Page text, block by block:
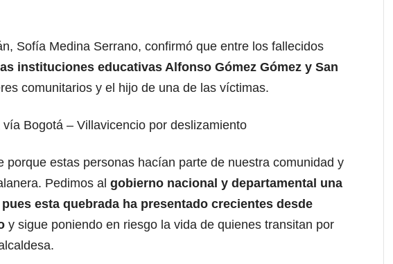
Sofía Medina Serrano, confirmó que entre los fallecidos
instituciones educativas Alfonso Gómez Gómez y San
comunitarios y el hijo de una de las víctimas.
Bogotá – Villavicencio por deslizamiento
porque estas personas hacían parte de nuestra comunidad y
Pedimos al gobierno nacional y departamental una
esta quebrada ha presentado crecientes desde
y sigue poniendo en riesgo la vida de quienes transitan por